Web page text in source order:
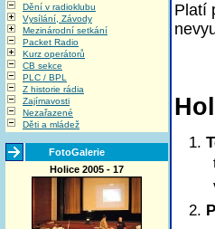
Dění v radioklubu
Vysílání, Závody
Mezinárodní setkání
Packet Radio
Kurz operátorů
CB sekce
PLC / BPL
Z historie rádia
Zajímavosti
Nezařazené
Děti a mládež
FotoGalerie
Holice 2005 - 17
Platí